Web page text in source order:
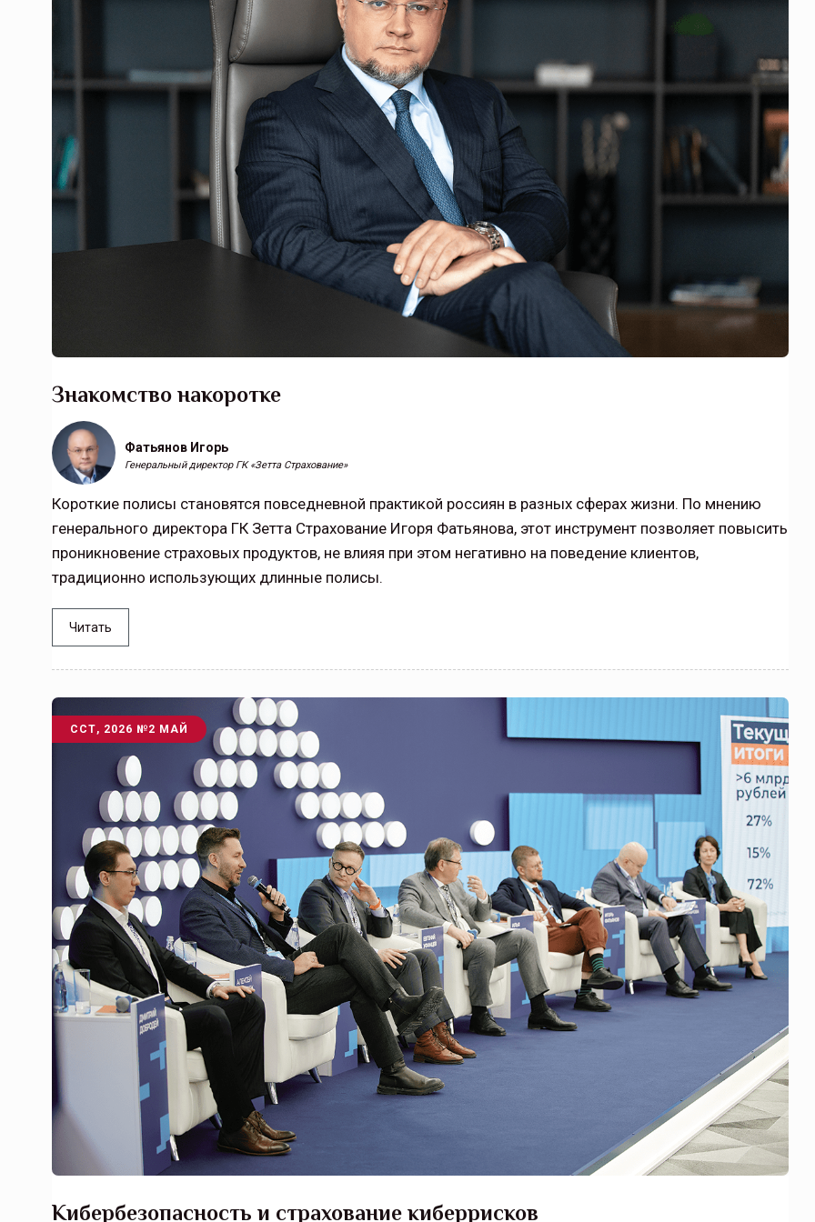
Знакомство накоротке
Фатьянов Игорь
Генеральный директор ГК «Зетта Страхование»
Короткие полисы становятся повседневной практикой россиян в разных сферах жизни. По мнению
генерального директора ГК Зетта Страхование Игоря Фатьянова, этот инструмент позволяет повысить
проникновение страховых продуктов, не влияя при этом негативно на поведение клиентов,
традиционно использующих длинные полисы.
Читать
ССТ, 2026 №2 МАЙ
Кибербезопасность и страхование киберрисков
Тамбов — под страховой защитой ОСАГО требует переосмысления